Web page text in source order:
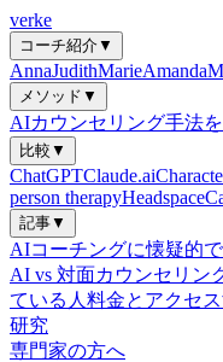
verke
コーチ紹介▼
AnnaJudithMarieAmanda
メソッド ▼
AIカウンセリング手法
比較 ▼
ChatGPTClaude.ai
person therapyHeadspace
記事▼
AIコーチングに懐疑的
AI vs 対面カウンセリン
ている人 料金とアクセス
研究
専門家の方へ